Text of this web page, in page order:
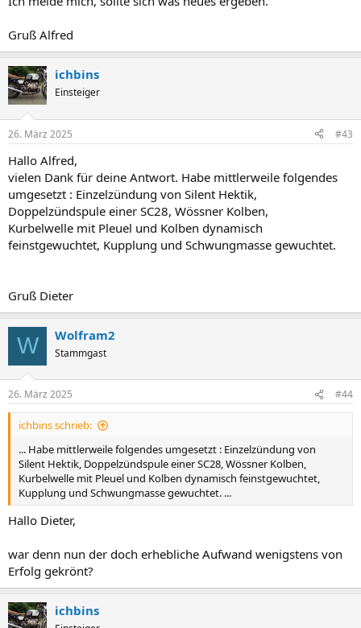
Gruß Alfred
ichbins
Einsteiger
26. März 2025 #43
Hallo Alfred,
vielen Dank für deine Antwort. Habe mittlerweile folgendes
umgesetzt : Einzelzündung von Silent Hektik,
Doppelzündspule einer SC28, Wössner Kolben,
Kurbelwelle mit Pleuel und Kolben dynamisch
feinstgewuchtet, Kupplung und Schwungmasse gewuchtet.
Gruß Dieter
W Wolfram2
Stammgast
26. März 2025 #44
ichbins schrieb:
... Habe mittlerweile folgendes umgesetzt : Einzelzündung von
Silent Hektik, Doppelzündspule einer SC28, Wössner Kolben,
Kurbelwelle mit Pleuel und Kolben dynamisch feinstgewuchtet,
Kupplung und Schwungmasse gewuchtet. ...
Hallo Dieter,
war denn nun der doch erhebliche Aufwand wenigstens von
Erfolg gekrönt?
ichbins